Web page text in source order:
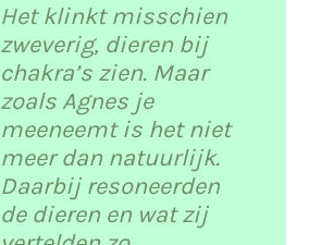
Het klinkt misschien
zweverig, dieren bij
chakra’s zien. Maar
zoals Agnes je
meeneemt is het niet
meer dan natuurlijk.
Daarbij resoneerden
de dieren en wat zij